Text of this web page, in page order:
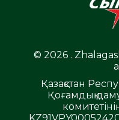
© 2026 .
Қазақстан
Қоғамдық